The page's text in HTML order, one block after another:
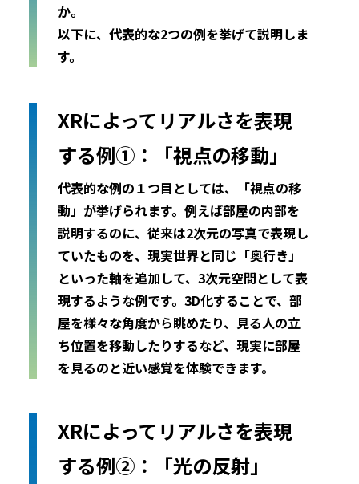
か。
以下に、代表的な2つの例を挙げて説明しま
す。
XRによってリアルさを表現
する例①：「視点の移動」
代表的な例の１つ目としては、「視点の移
動」が挙げられます。例えば部屋の内部を
説明するのに、従来は2次元の写真で表現し
ていたものを、現実世界と同じ「奥行き」
といった軸を追加して、3次元空間として表
現するような例です。3D化することで、部
屋を様々な角度から眺めたり、見る人の立
ち位置を移動したりするなど、現実に部屋
を見るのと近い感覚を体験できます。
XRによってリアルさを表現
する例②：「光の反射」